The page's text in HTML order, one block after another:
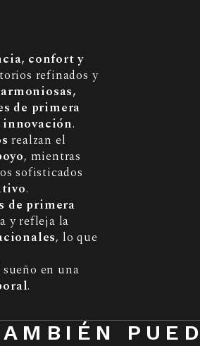
confort y
refinados y
de primera
.
realzan el
, mientras
sofisticados
.
de primera
y refleja la
, lo que
en una
.